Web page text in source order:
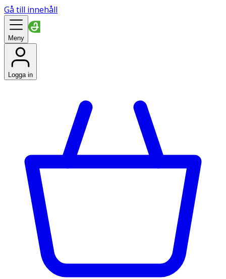
Gå till innehåll
Meny
Logga in